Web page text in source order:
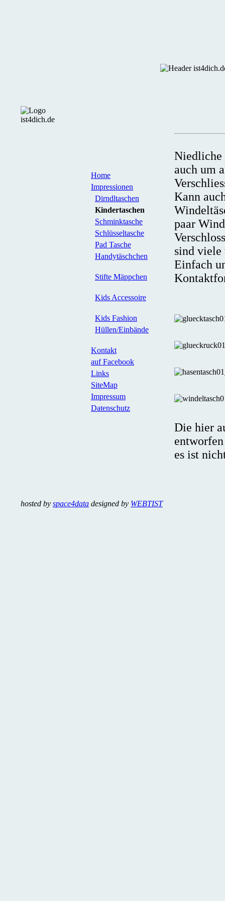
Home
Impressionen
Dirndltaschen
Kindertaschen
Schminktasche
Schlüsseltasche
Pad Tasche
Handytäschchen
Stifte Mäppchen
Kids Accessoire
Kids Fashion
Hüllen/Einbände
Kontakt
auf Facebook
Links
SiteMap
Impressum
Datenschutz
Niedliche
auch um
Kann
paar
sind viele
Einfach
Die hier
es ist
hosted by space4data designed by WEBTIST